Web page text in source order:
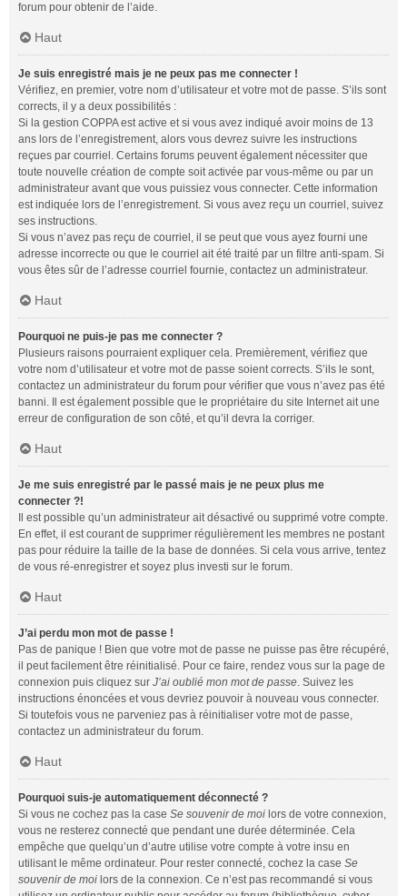
forum pour obtenir de l’aide.
Haut
Je suis enregistré mais je ne peux pas me connecter !
Vérifiez, en premier, votre nom d’utilisateur et votre mot de passe. S’ils sont
corrects, il y a deux possibilités :
Si la gestion COPPA est active et si vous avez indiqué avoir moins de 13
ans lors de l’enregistrement, alors vous devrez suivre les instructions
reçues par courriel. Certains forums peuvent également nécessiter que
toute nouvelle création de compte soit activée par vous-même ou par un
administrateur avant que vous puissiez vous connecter. Cette information
est indiquée lors de l’enregistrement. Si vous avez reçu un courriel, suivez
ses instructions.
Si vous n’avez pas reçu de courriel, il se peut que vous ayez fourni une
adresse incorrecte ou que le courriel ait été traité par un filtre anti-spam. Si
vous êtes sûr de l’adresse courriel fournie, contactez un administrateur.
Haut
Pourquoi ne puis-je pas me connecter ?
Plusieurs raisons pourraient expliquer cela. Premièrement, vérifiez que
votre nom d’utilisateur et votre mot de passe soient corrects. S’ils le sont,
contactez un administrateur du forum pour vérifier que vous n’avez pas été
banni. Il est également possible que le propriétaire du site Internet ait une
erreur de configuration de son côté, et qu’il devra la corriger.
Haut
Je me suis enregistré par le passé mais je ne peux plus me
connecter ?!
Il est possible qu’un administrateur ait désactivé ou supprimé votre compte.
En effet, il est courant de supprimer régulièrement les membres ne postant
pas pour réduire la taille de la base de données. Si cela vous arrive, tentez
de vous ré-enregistrer et soyez plus investi sur le forum.
Haut
J’ai perdu mon mot de passe !
Pas de panique ! Bien que votre mot de passe ne puisse pas être récupéré,
il peut facilement être réinitialisé. Pour ce faire, rendez vous sur la page de
connexion puis cliquez sur J’ai oublié mon mot de passe. Suivez les
instructions énoncées et vous devriez pouvoir à nouveau vous connecter.
Si toutefois vous ne parveniez pas à réinitialiser votre mot de passe,
contactez un administrateur du forum.
Haut
Pourquoi suis-je automatiquement déconnecté ?
Si vous ne cochez pas la case Se souvenir de moi lors de votre connexion,
vous ne resterez connecté que pendant une durée déterminée. Cela
empêche que quelqu’un d’autre utilise votre compte à votre insu en
utilisant le même ordinateur. Pour rester connecté, cochez la case Se
souvenir de moi lors de la connexion. Ce n’est pas recommandé si vous